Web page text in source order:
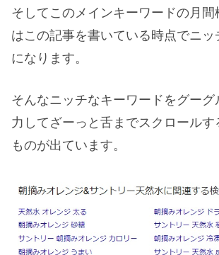
そしてこのメインキーワードの月間
はこの記事を書いている時点でニッ
になります。
そんなニッチなキーワードをグーグ
力してざーっと舌までスクロールす
ものが出ています。